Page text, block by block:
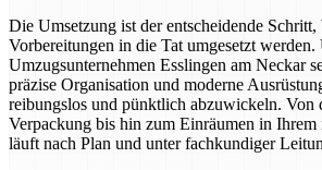
Die Umsetzung ist der entscheidende Schritt,
Vorbereitungen in die Tat umgesetzt werden.
Umzugsunternehmen Esslingen am Neckar
präzise Organisation und moderne
reibungslos und pünktlich abzuwickeln. Von
Verpackung bis hin zum Einräumen in Ihrem
läuft nach Plan und unter fachkundiger